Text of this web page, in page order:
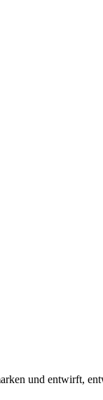
und entwirft,